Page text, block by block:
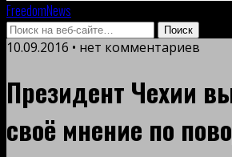
FreedomNews
10.09.2016 • нет комментариев
Президент Чехии
своё мнение по